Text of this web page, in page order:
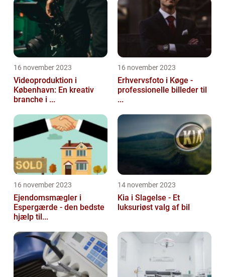
16 november 2023
Videoproduktion i
København: En kreativ
branche i ...
16 november 2023
Erhvervsfoto i Køge -
professionelle billeder til
...
16 november 2023
Ejendomsmægler i
Espergærde - den bedste
hjælp til...
14 november 2023
Kia i Slagelse - Et
luksuriøst valg af bil